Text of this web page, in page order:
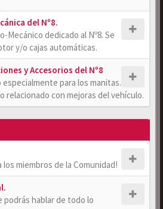
del Nº8.
Mecánico dedicado al Nº8. Se
y/o cajas automáticas.
y Accesorios del Nº8
especialmente para los manitas.
relacionado con mejoras del vehículo.
los miembros de la Comunidad!
podrás hablar de todo lo